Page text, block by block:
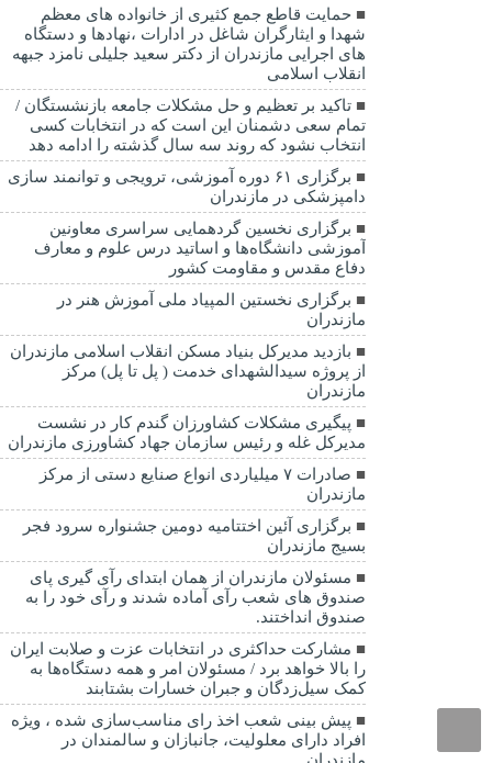
حمایت قاطع جمع کثیری از خانواده های معظم
شهدا و ایثارگران شاغل در ادارات ،نهادها و دستگاه
های اجرایی مازندران از دکتر سعید جلیلی نامزد جبهه
انقلاب اسلامی
تاکید بر تعظیم و حل مشکلات جامعه بازنشستگان /
تمام سعی دشمنان این است که در انتخابات کسی
انتخاب نشود که روند سه سال گذشته را ادامه دهد
برگزاری ۶۱ دوره آموزشی، ترویجی و توانمند سازی
دامپزشکی در مازندران
برگزاری نخسین گردهمایی سراسری معاونین
آموزشی دانشگاه‌ها و اساتید درس علوم و معارف
دفاع مقدس و مقاومت کشور
برگزاری نخستین المپیاد ملی آموزش هنر در
مازندران
بازدید مدیرکل بنیاد مسکن انقلاب اسلامی مازندران
از پروژه سیدالشهدای خدمت ( پل تا پل) مرکز
مازندران
پیگیری مشکلات کشاورزان گندم کار در نشست
مدیرکل غله و رئیس سازمان جهاد کشاورزی مازندران
صادرات ۷ میلیاردی انواع صنایع دستی از مرکز
مازندران
برگزاری آئین اختتامیه دومین جشنواره سرود فجر
بسیج مازندران
مسئولان مازندران از همان ابتدای رآی گیری پای
صندوق های شعب رآی آماده شدند و رآی خود را به
صندوق انداختند.
مشارکت حداکثری در انتخابات عزت و صلابت ایران
را بالا خواهد برد / مسئولان امر و همه دستگاه‌ها به
کمک سیل‌زدگان و جبران خسارات بشتابند
پیش بینی شعب اخذ رای مناسب‌سازی شده ، ویژه
افراد دارای معلولیت، جانبازان و سالمندان در